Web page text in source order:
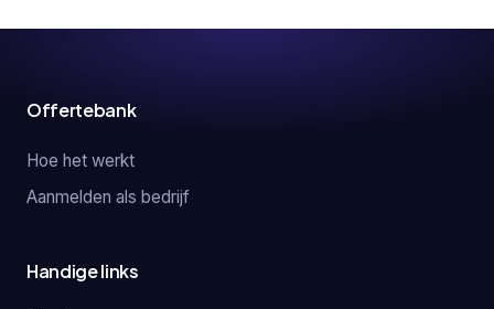
Offertebank
Hoe het werkt
Aanmelden als bedrijf
Handige links